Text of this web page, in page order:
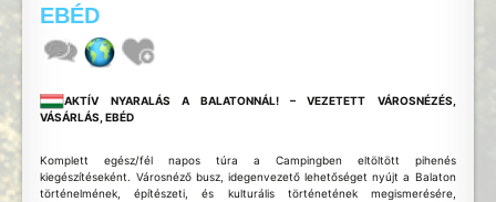
EBÉD
AKTÍV NYARALÁS A BALATONNÁL! – VEZETETT VÁROSNÉZÉS,
VÁSÁRLÁS, EBÉD
Komplett egész/fél napos túra a Campingben eltöltött pihenés
kiegészítéseként. Városnéző busz, idegenvezető lehetőséget nyújt a Balaton
történelmének, építészeti, és kulturális történetének megismerésére,